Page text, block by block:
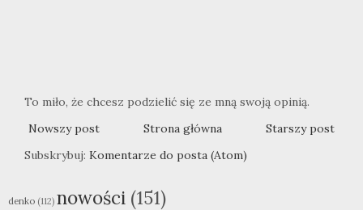
To miło, że chcesz podzielić się ze mną swoją opinią.
Nowszy post
Starszy post
Strona główna
Subskrybuj: Komentarze do posta (Atom)
denko (112) nowości (151)